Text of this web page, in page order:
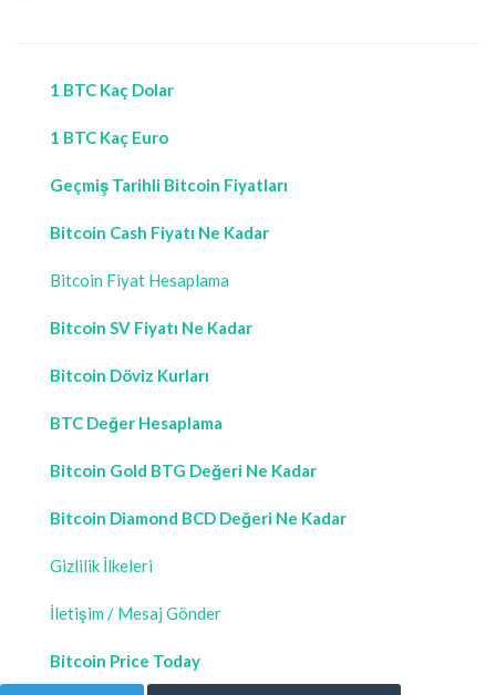
1 BTC Kaç Dolar
1 BTC Kaç Euro
Geçmiş Tarihli Bitcoin Fiyatları
Bitcoin Cash Fiyatı Ne Kadar
Bitcoin Fiyat Hesaplama
Bitcoin SV Fiyatı Ne Kadar
Bitcoin Döviz Kurları
BTC Değer Hesaplama
Bitcoin Gold BTG Değeri Ne Kadar
Bitcoin Diamond BCD Değeri Ne Kadar
Gizlilik İlkeleri
İletişim / Mesaj Gönder
Bitcoin Price Today